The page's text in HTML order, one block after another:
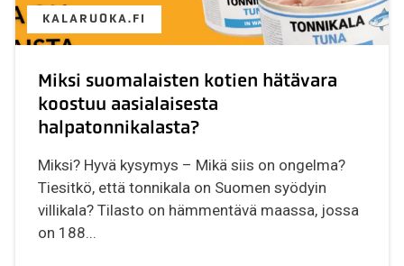
KALARUOKA.FI
Miksi suomalaisten kotien hätävara
koostuu aasialaisesta
halpatonnikalasta?
Miksi? Hyvä kysymys – Mikä siis on ongelma?
Tiesitkö, että tonnikala on Suomen syödyin
villikala? Tilasto on hämmentävä maassa, jossa
on 188...